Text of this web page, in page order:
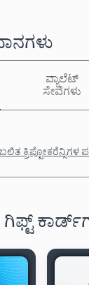
ವ್ಯಾಲೆಟ್
ಸೇವೆಗಳು
ಕ್ರಿಪ್ಟೋಕರೆನ್ಸಿಗಳ